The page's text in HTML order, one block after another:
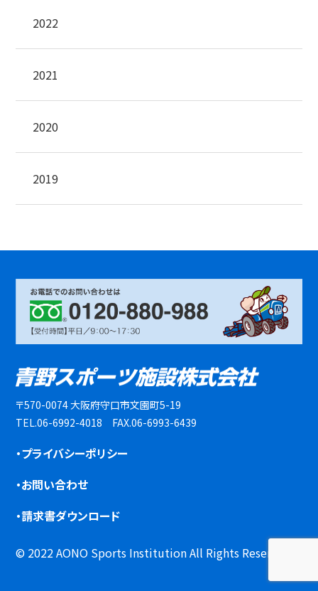
2022
2021
2020
2019
〒570-0074 大阪府守口市文園町5-19
TEL.06-6992-4018 FAX.06-6993-6439
・プライバシーポリシー
・お問い合わせ
・請求書ダウンロード
© 2022 AONO Sports Institution All Rights Reserved.